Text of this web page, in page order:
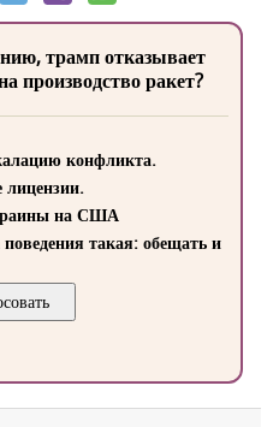
трамп отказывает
ракет?
конфликта.
лицензии.
на США
такая: обещать и